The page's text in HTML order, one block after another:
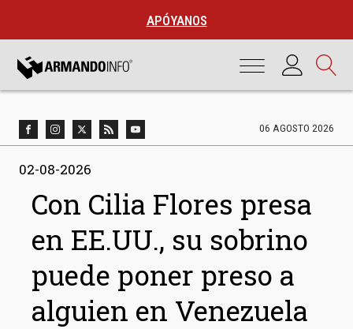
APÓYANOS
06 AGOSTO 2026
02-08-2026
Con Cilia Flores presa
en EE.UU., su sobrino
puede poner preso a
alguien en Venezuela